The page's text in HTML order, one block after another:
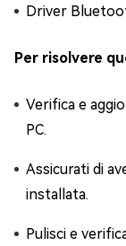
Driver
Per risolvere
Verifica e
PC.
Assicurati di
installata.
Pulisci e